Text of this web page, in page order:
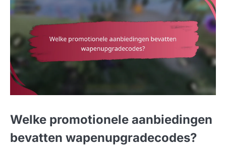
Welke promotionele aanbiedingen
bevatten wapenupgradecodes?